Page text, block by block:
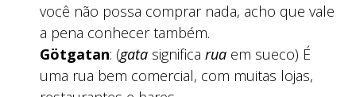
você não possa comprar nada, acho que vale
a pena conhecer também.
Götgatan: (gata significa rua em sueco) É
uma rua bem comercial, com muitas lojas,